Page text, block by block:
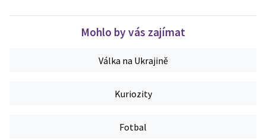
Mohlo by vás zajímat
Válka na Ukrajině
Kuriozity
Fotbal